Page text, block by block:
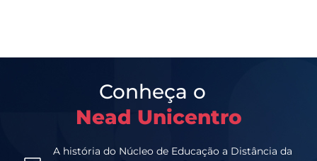
Conheça o
Nead Unicentro
A história do Núcleo de Educação a Distância da